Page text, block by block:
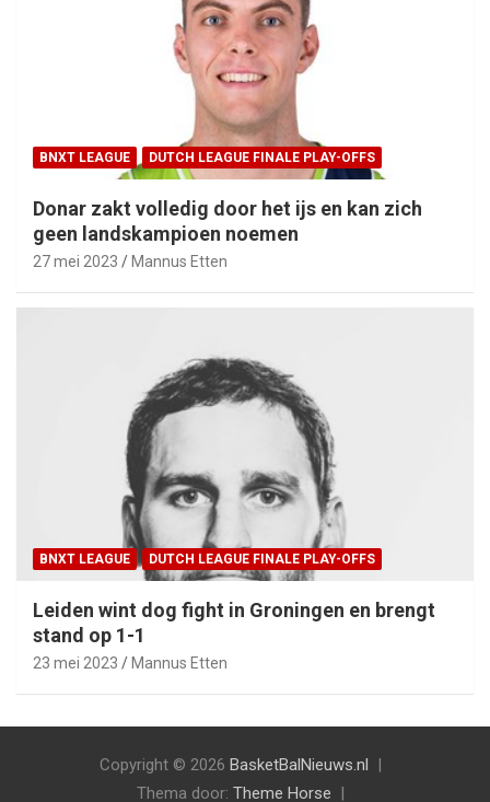
BNXT LEAGUE DUTCH LEAGUE FINALE PLAY-OFFS
Donar zakt volledig door het ijs en kan zich
geen landskampioen noemen
27 mei 2023 Mannus Etten
BNXT LEAGUE DUTCH LEAGUE FINALE PLAY-OFFS
Leiden wint dog fight in Groningen en brengt
stand op 1-1
23 mei 2023 Mannus Etten
Copyright © 2026 BasketBalNieuws.nl
Thema door: Theme Horse